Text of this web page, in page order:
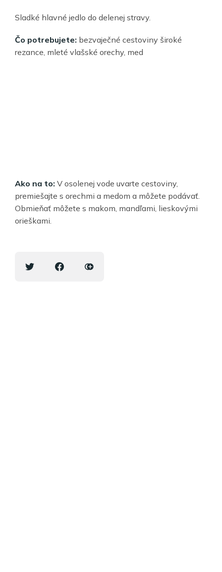
Sladké hlavné jedlo do delenej stravy.
Čo potrebujete: bezvaječné cestoviny široké
rezance, mleté vlašské orechy, med
Ako na to: V osolenej vode uvarte cestoviny,
premiešajte s orechmi a medom a môžete podávať.
Obmieňať môžete s makom, mandľami, lieskovými
orieškami.